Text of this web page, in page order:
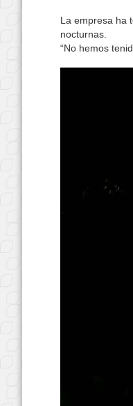
La empresa ha
nocturnas.
“No hemos